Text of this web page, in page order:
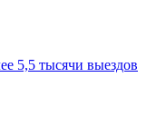
5,5 тысячи выездов